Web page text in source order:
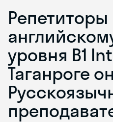
Репетиторы
уровня B1
Таганроге
Skyeng Chat